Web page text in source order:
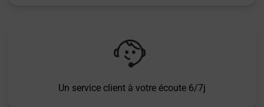
Un service client à votre écoute 6/7j